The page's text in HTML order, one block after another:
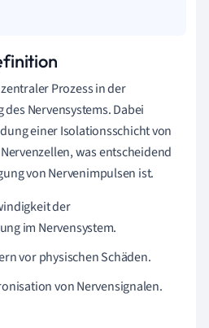
Prozess in der
Nervensystems. Dabei
einer Isolationsschicht von
was entscheidend
von Nervenimpulsen ist.
der
im Nervensystem.
vor physischen Schäden.
von Nervensignalen.